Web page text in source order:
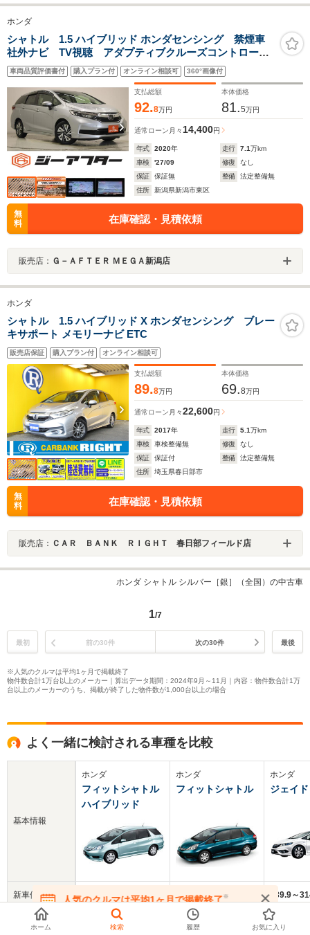
ホンダ
シャトル 1.5 ハイブリッド ホンダセンシング 禁煙車
社外ナビ TV視聴 アダプティブクルーズコントロー
ル Bluetooth接続 レーンキープアシスト バックカメ
ラ オートライト 衝突軽減ブレーキ 電動格納ミラ
ー キーレスエントリー
車両品質評価書付 購入プラン付 オンライン相談可 360°画像付
支払総額
92.8万円
本体価格
81.5万円
通常ローン 月々 14,400円
年式 2020年 走行 7.1万km
車検
'27/09 修復
なし
保証
保証無 整備
法定整備無
住所
新潟県新潟市東区
無
料
在庫確認・見積依頼
販売店： Ｇ－ＡＦＴＥＲ ＭＥＧＡ新潟店
ホンダ
シャトル 1.5 ハイブリッド X ホンダセンシング ブレー
キサポート メモリーナビ ETC
販売店保証 購入プラン付 オンライン相談可
支払総額
89.8万円
本体価格
69.8万円
通常ローン 月々22,600円
年式 2017年 走行 5.1万km
車検
車検整備無 修復
なし
保証
保証付 整備
法定整備無
住所
埼玉県春日部市
無
料
在庫確認・見積依頼
販売店： ＣＡＲ ＢＡＮＫ ＲＩＧＨＴ 春日部フィールド店
ホンダ シャトル シルバー［銀］（全国）の中古車
1/7
最初 前の30件 次の30件 最後
※人気のクルマは平均1ヶ月で掲載終了
物件数合計1万台以上のメーカー｜算出データ期間：2024年9月～11月｜内容：物件数合計1万
台以上のメーカーのうち、掲載が終了した物件数が1,000台以上の場合
よく一緒に検討される車種を比較
基本情報
新車価格
中古車
ホンダ
フィットシャトル
ハイブリッド
181～233万円
43.2万円
ホンダ
フィットシャトル
161～209.8万円
51.4万円
ホンダ
ジェイド
239.9～
116.2万円
人気のクルマは平均1ヶ月で掲載終了※
在庫が無くなる前にお問い合わせください
ホーム 検索 履歴 お気に入り